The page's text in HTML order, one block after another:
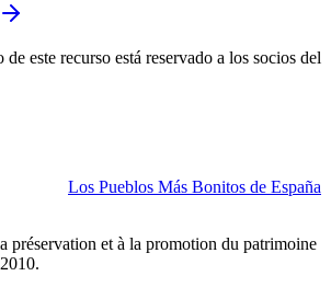
este recurso está reservado a los socios del
Los Pueblos Más Bonitos de España
préservation et à la promotion du patrimoine